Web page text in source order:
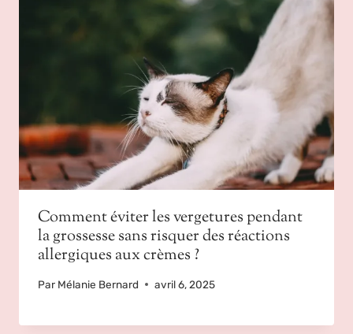
Comment éviter les vergetures pendant
la grossesse sans risquer des réactions
allergiques aux crèmes ?
Par Mélanie Bernard avril 6, 2025